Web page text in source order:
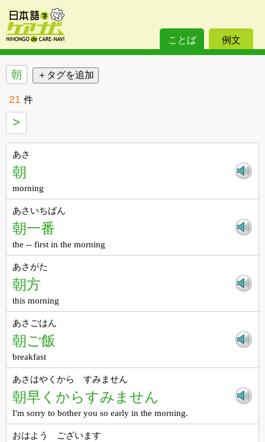
ことば 例文
朝
21 件
>
あさ
朝
morning
あさいちばん
朝一番
the -- first in the morning
あさがた
朝方
this morning
あさごはん
朝ご飯
breakfast
あさはやくから すみません
朝早くからすみません
I'm sorry to bother you so early in the morning.
おはよう ございます